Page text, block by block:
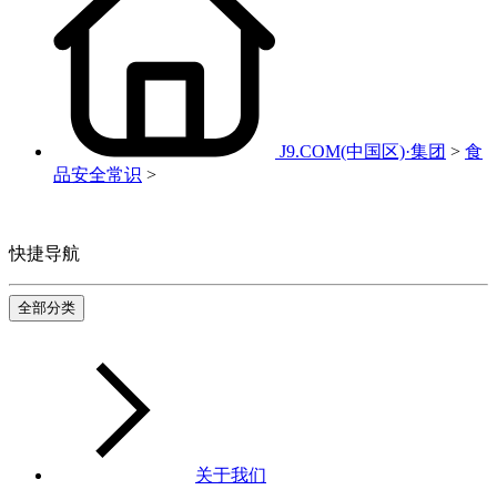
J9.COM(中国区)·集团 > 食
品安全常识 >
快捷导航
全部分类
关于我们